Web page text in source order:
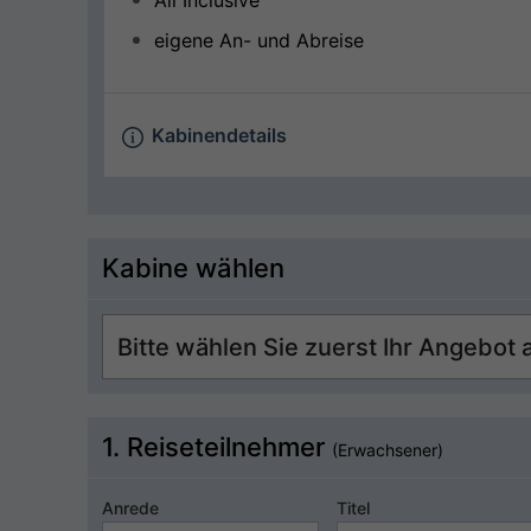
eigene An- und Abreise
Kabinendetails
Kabine wählen
1. Reiseteilnehmer (Erwachsener)
Anrede Titel